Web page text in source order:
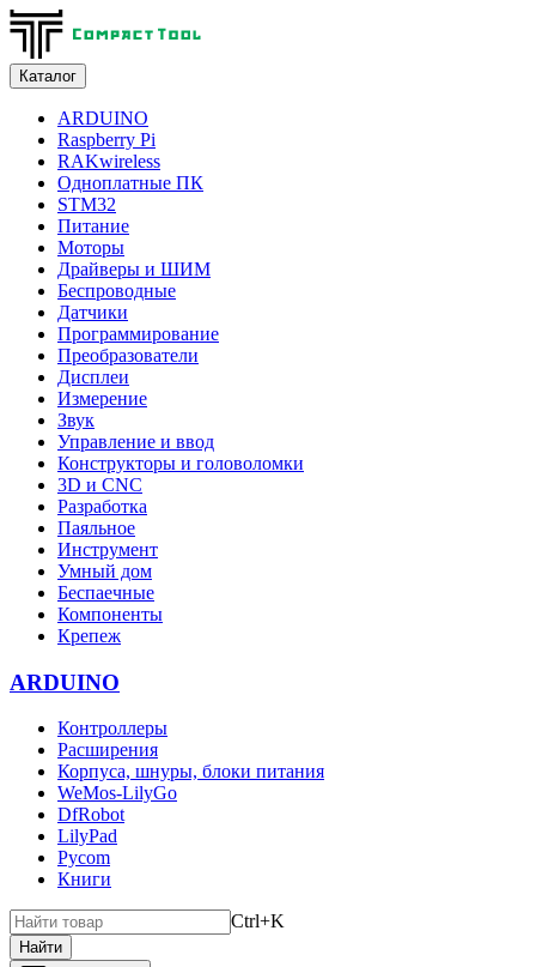
Каталог
ARDUINO
Raspberry Pi
RAKwireless
Одноплатные ПК
STM32
Питание
Моторы
Драйверы и ШИМ
Беспроводные
Датчики
Программирование
Преобразователи
Дисплеи
Измерение
Звук
Управление и ввод
Конструкторы и головоломки
3D и CNC
Разработка
Паяльное
Инструмент
Умный дом
Беспаечные
Компоненты
Крепеж
ARDUINO
Контроллеры
Расширения
Корпуса, шнуры, блоки питания
WeMos-LilyGo
DfRobot
LilyPad
Pycom
Книги
Ctrl+K
Найти